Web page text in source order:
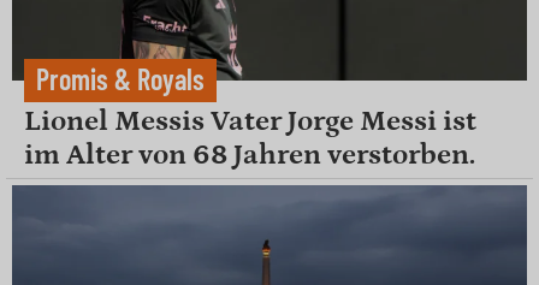
Promis & Royals
Lionel Messis Vater Jorge Messi ist
im Alter von 68 Jahren verstorben.